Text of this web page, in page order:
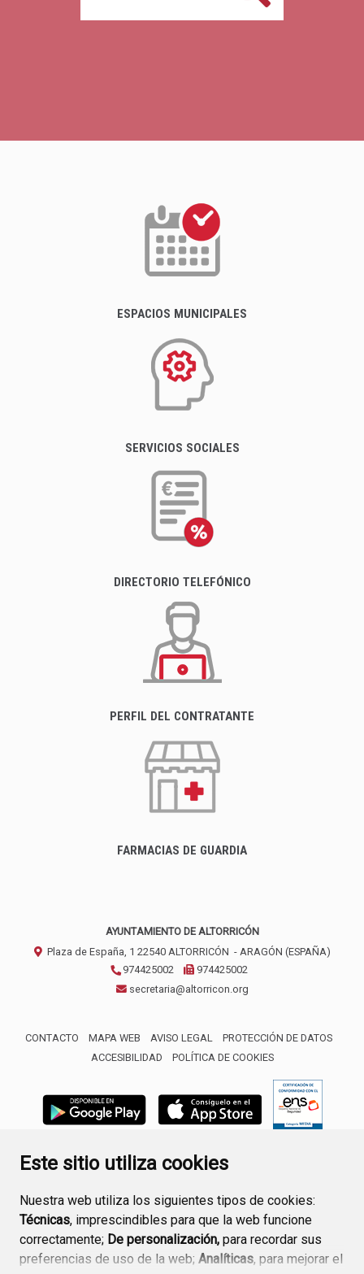
Este sitio utiliza cookies
Nuestra web utiliza los siguientes tipos de cookies:
Técnicas, imprescindibles para que la web funcione
correctamente; De personalización, para recordar sus
preferencias de uso de la web; Analíticas, para mejorar el
ESPACIOS MUNICIPALES
SERVICIOS SOCIALES
DIRECTORIO TELEFÓNICO
PERFIL DEL CONTRATANTE
FARMACIAS DE GUARDIA
AYUNTAMIENTO DE ALTORRICÓN
Plaza de España, 1 22540 ALTORRICÓN - ARAGÓN (ESPAÑA)
974425002
974425002
secretaria@altorricon.org
CONTACTO MAPA WEB AVISO LEGAL
PROTECCIÓN DE DATOS
ACCESIBILIDAD
POLÍTICA DE COOKIES